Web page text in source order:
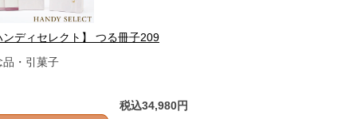
ンディセレクト】 つる冊子209
品・引菓子
税込34,980円